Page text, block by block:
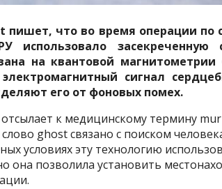
пишет, что во время операции по
использовало засекреченную
на квантовой
сигнал
его от фоновых помех.
к медицинскому термину
ghost связано с поиском
условиях эту технологию
она позволила установить